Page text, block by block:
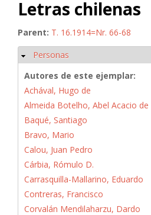
Letras chilenas
Parent: T. 16.1914=Nr. 66-68
Ocultar
Personas
Autores de este ejemplar:
Achával, Hugo de
Almeida Botelho, Abel Acacio de
Baqué, Santiago
Bravo, Mario
Calou, Juan Pedro
Cárbia, Rómulo D.
Carrasquilla-Mallarino, Eduardo
Contreras, Francisco
Corvalán Mendilaharzu, Dardo